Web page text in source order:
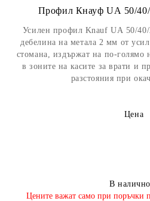
Профил Кнауф UА 50/
Усилен профил Knauf UА 50/
дебелина на метала 2 мм от
стомана, издържат на по-голямо
в зоните на касите за врати и
разстояния при
Цена
В
​Цените важат само при поръчки